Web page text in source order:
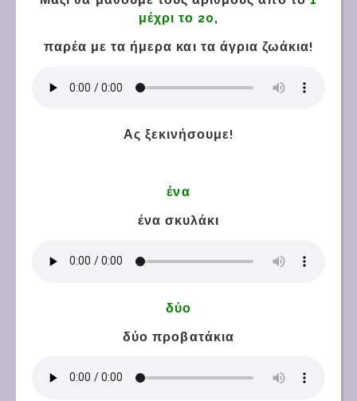
μέχρι το 20,
παρέα με τα ήμερα και τα άγρια ζωάκια!
Ας ξεκινήσουμε!
ένα
ένα σκυλάκι
δύο
δύο προβατάκια